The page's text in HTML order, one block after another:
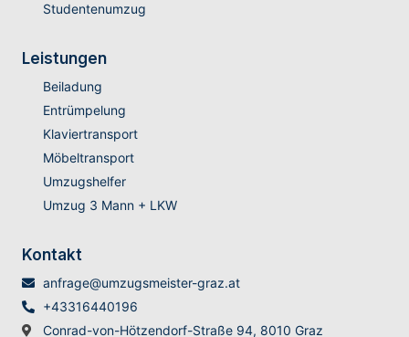
Studentenumzug
Leistungen
Beiladung
Entrümpelung
Klaviertransport
Möbeltransport
Umzugshelfer
Umzug 3 Mann + LKW
Kontakt
anfrage@umzugsmeister-graz.at
+43316440196
Conrad-von-Hötzendorf-Straße 94, 8010 Graz